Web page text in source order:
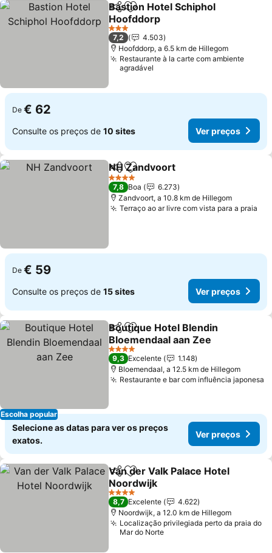
PartilharAdicionar aos favoritos
Bastion Hotel Schiphol
Hoofddorp
3 Estrelas
7,2
4.503
Hoofddorp, a 6.5 km de Hillegom
Restaurante à la carte com ambiente
agradável
De € 62
Consulte os preços de 10 sites Ver preços
PartilharAdicionar aos favoritos
NH Zandvoort
4 Estrelas
7,8 Boa
6.273
Zandvoort, a 10.8 km de Hillegom
Terraço ao ar livre com vista para a praia
De € 59
Consulte os preços de 15 sites Ver preços
Escolha popular
PartilharAdicionar aos favoritos
Boutique Hotel Blendin
Bloemendaal aan Zee
4 Estrelas
9,3 Excelente
1.148
Bloemendaal, a 12.5 km de Hillegom
Restaurante e bar com influência japonesa
Selecione as datas para ver os preços
exatos.
Ver preços
PartilharAdicionar aos favoritos
Van der Valk Palace Hotel
Noordwijk
4 Estrelas
8,7 Excelente
4.622
Noordwijk, a 12.0 km de Hillegom
Localização privilegiada perto da praia do
Mar do Norte